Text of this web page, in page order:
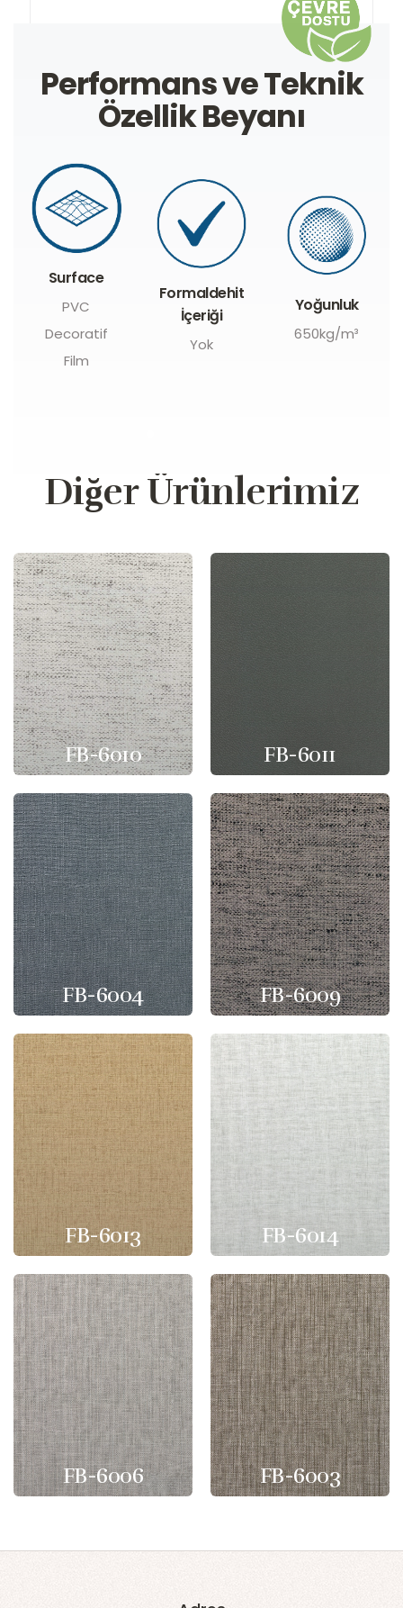
Performans ve Teknik
Özellik Beyanı
İçeriği
Yok
Yoğunluk
Ağır Metal
İçeriği
Yok
Diğer Ürünlerimiz
FB-6010 FB-6011
FB-6004 FB-6009
FB-6013 FB-6014
FB-6006 FB-6003